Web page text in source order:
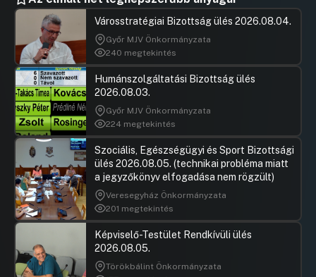
Városstratégiai Bizottság ülés 2026.08.04.
Győr MJV Önkormányzata
240 megtekintés
Humánszolgáltatási Bizottság ülés
2026.08.03.
Győr MJV Önkormányzata
224 megtekintés
Szociális, Egészségügyi és Sport Bizottsági
ülés 2026.08.05. (technikai probléma miatt
a jegyzőkönyv elfogadása nem rögzült)
Veresegyház Önkormányzata
201 megtekintés
Képviselő-Testület Rendkívüli ülés
2026.08.05.
Törökbálint Önkormányzata